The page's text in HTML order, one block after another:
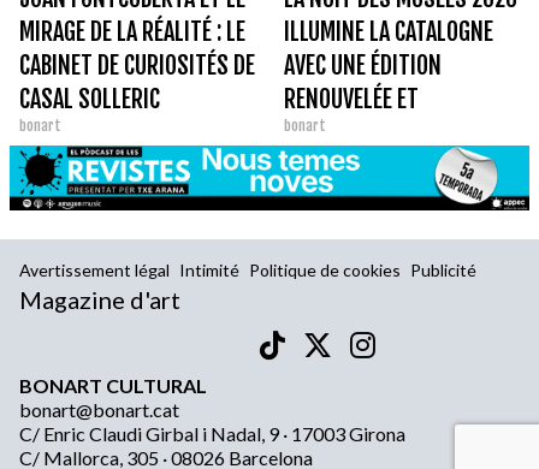
MIRAGE DE LA RÉALITÉ : LE
CABINET DE CURIOSITÉS DE
CASAL SOLLERIC
bonart
ILLUMINE LA CATALOGNE
AVEC UNE ÉDITION
RENOUVELÉE ET
PARTICIPATIVE
bonart
Avertissement légal Intimité Politique de cookies Publicité
Magazine d'art
BONART CULTURAL
bonart@bonart.cat
C/ Enric Claudi Girbal i Nadal, 9 · 17003 Girona
C/ Mallorca, 305 · 08026 Barcelona